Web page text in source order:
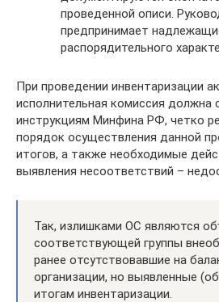
проведенной описи.
предпринимает
распорядительного
При проведении инвентаризации
исполнительная комиссия должна
инструкциям Минфина РФ, четко
порядок осуществления данной
итогов, а также необходимые
выявления несоответствий –
Так, излишками ОС являются
соответствующей группы
ранее отсутствовавшие на
организации, но выявленные
итогам инвентаризации.